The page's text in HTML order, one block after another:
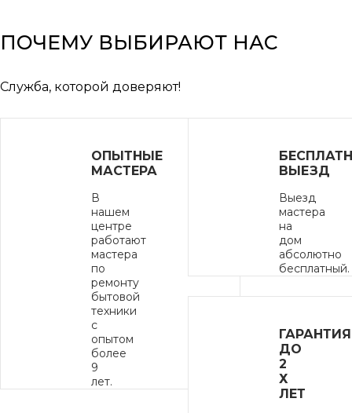
ПОЧЕМУ ВЫБИРАЮТ НАС
Служба, которой доверяют!
ОПЫТНЫЕ
МАСТЕРА
В
нашем
центре
работают
мастера
по
ремонту
бытовой
техники
с
опытом
более
9
лет.
ВЫЕЗД
Выезд
мастера
на
дом
абсолютно
бесплатный.
ГАРАНТИЯ
ДО
2
Х
ЛЕТ